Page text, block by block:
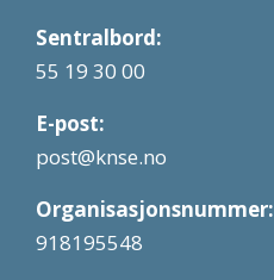
Sentralbord:
55 19 30 00
E-post:
post@knse.no
Organisasjonsnummer:
918195548